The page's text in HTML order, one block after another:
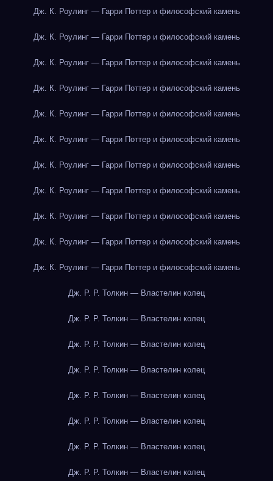
Дж. К. Роулинг — Гарри Поттер и философский камень
Дж. К. Роулинг — Гарри Поттер и философский камень
Дж. К. Роулинг — Гарри Поттер и философский камень
Дж. К. Роулинг — Гарри Поттер и философский камень
Дж. К. Роулинг — Гарри Поттер и философский камень
Дж. К. Роулинг — Гарри Поттер и философский камень
Дж. К. Роулинг — Гарри Поттер и философский камень
Дж. К. Роулинг — Гарри Поттер и философский камень
Дж. К. Роулинг — Гарри Поттер и философский камень
Дж. К. Роулинг — Гарри Поттер и философский камень
Дж. К. Роулинг — Гарри Поттер и философский камень
Дж. Р. Р. Толкин — Властелин колец
Дж. Р. Р. Толкин — Властелин колец
Дж. Р. Р. Толкин — Властелин колец
Дж. Р. Р. Толкин — Властелин колец
Дж. Р. Р. Толкин — Властелин колец
Дж. Р. Р. Толкин — Властелин колец
Дж. Р. Р. Толкин — Властелин колец
Дж. Р. Р. Толкин — Властелин колец